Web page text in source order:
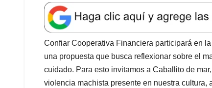
a
t
s
A
p
p
e
b
o
o
k
k
e
d
I
n
l
e
a
d
s
Confiar Cooperativa Financiera participará en la
una propuesta que busca reflexionar sobre el
cuidado. Para esto invitamos a Caballito de
violencia machista presente en nuestra